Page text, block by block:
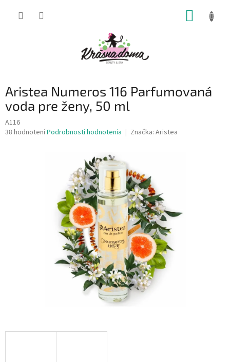
Aristea Numeros 116 Parfumovaná
voda pre ženy, 50 ml
A116
Priemerné
38 hodnoteníPodrobnosti hodnotenia Značka: Aristea